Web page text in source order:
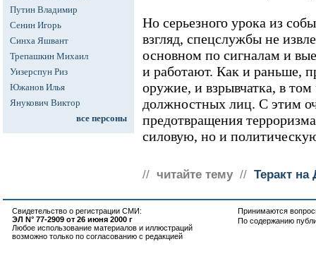
Путин Владимир
Сенин Игорь
Синха Яшвант
Трепашкин Михаил
Уизерспун Риз
Южанов Илья
Янукович Виктор
все персоны
Но серьезного урока из
взгляд, спецслужбы не
основном по сигналам и
и работают. Как и раньше,
оружие, и взрывчатка, в
должностных лиц. С этим
предотвращения
силовую, но и
// читайте тему // Теракт на
Свидетельство о регистрации СМИ:
ЭЛ N° 77-2909 от 26 июня 2000 г
Любое использование материалов и иллюстраций
возможно только по согласованию с редакцией
Принимаются
По содержанию